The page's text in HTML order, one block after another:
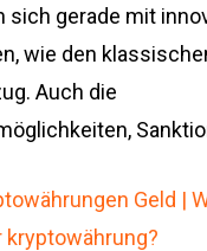
sich gerade mit
wie den
Auch die
Geld |
kryptowährung?